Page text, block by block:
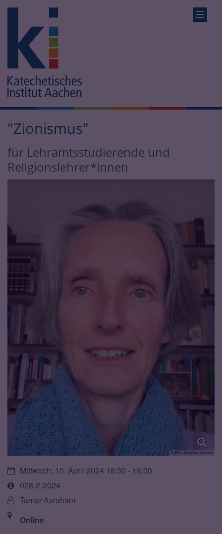
"Zionismus"
für Lehramtsstudierende und
Religionslehrer*innen
© Foto: Mentorat Aachen
Datum:Mittwoch, 10. April 2024 16:30 - 18:00
Art
bzw.
Nummer:
028-2-2024
Von:Tamar Avraham
Ort: Online